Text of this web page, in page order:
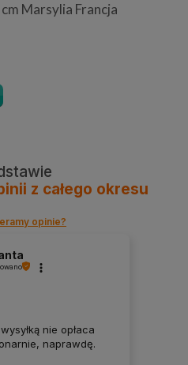
Marsylia Francja
z całego okresu
opinie?
nie opłaca
naprawdę.